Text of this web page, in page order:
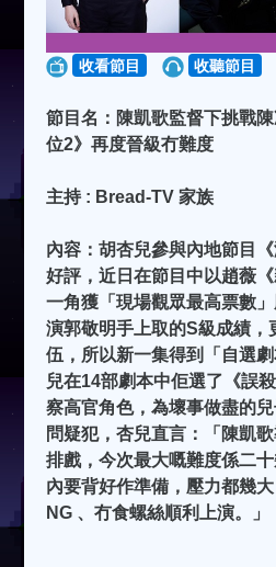
收看節目 收聽節目
節目名：陳凱歌監督下挑戰
位2》再度晉級冇難度
主持 : Bread-TV 家族
內容：胡杏兒參與內地節目
好評，近日在節目中以趙薇
一角獲「現場觀眾最高票數
演郭敬明手上取的S級成績，
伍，所以新一集得到「自選
兒在14部劇本中佢選了《誤
察高官角色，為壞事做盡的
問疑犯，杏兒直言：「陳凱
排戲，今次最大嘅難度係二
內要背好作準備，壓力都幾
NG 、冇食螺絲順利上演。」